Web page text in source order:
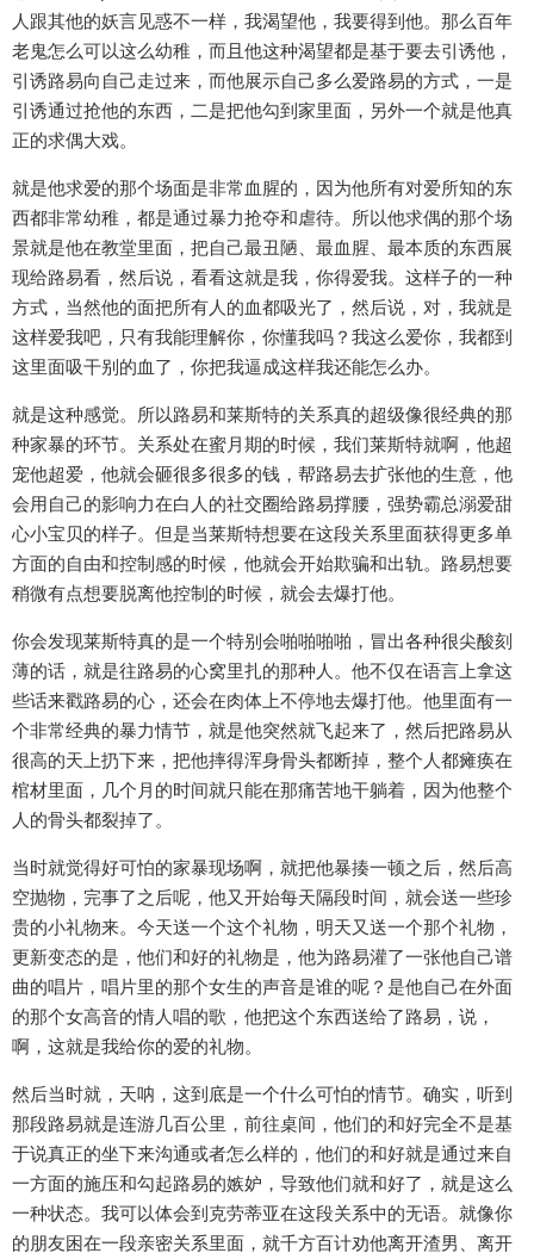
人跟其他的妖言见惑不一样，我渴望他，我要得到他。那么百年
老鬼怎么可以这么幼稚，而且他这种渴望都是基于要去引诱他，
引诱路易向自己走过来，而他展示自己多么爱路易的方式，一是
引诱通过抢他的东西，二是把他勾到家里面，另外一个就是他真
正的求偶大戏。
就是他求爱的那个场面是非常血腥的，因为他所有对爱所知的东
西都非常幼稚，都是通过暴力抢夺和虐待。所以他求偶的那个场
景就是他在教堂里面，把自己最丑陋、最血腥、最本质的东西展
现给路易看，然后说，看看这就是我，你得爱我。这样子的一种
方式，当然他的面把所有人的血都吸光了，然后说，对，我就是
这样爱我吧，只有我能理解你，你懂我吗？我这么爱你，我都到
这里面吸干别的血了，你把我逼成这样我还能怎么办。
就是这种感觉。所以路易和莱斯特的关系真的超级像很经典的那
种家暴的环节。关系处在蜜月期的时候，我们莱斯特就啊，他超
宠他超爱，他就会砸很多很多的钱，帮路易去扩张他的生意，他
会用自己的影响力在白人的社交圈给路易撑腰，强势霸总溺爱甜
心小宝贝的样子。但是当莱斯特想要在这段关系里面获得更多单
方面的自由和控制感的时候，他就会开始欺骗和出轨。路易想要
稍微有点想要脱离他控制的时候，就会去爆打他。
你会发现莱斯特真的是一个特别会啪啪啪啪，冒出各种很尖酸刻
薄的话，就是往路易的心窝里扎的那种人。他不仅在语言上拿这
些话来戳路易的心，还会在肉体上不停地去爆打他。他里面有一
个非常经典的暴力情节，就是他突然就飞起来了，然后把路易从
很高的天上扔下来，把他摔得浑身骨头都断掉，整个人都瘫痪在
棺材里面，几个月的时间就只能在那痛苦地干躺着，因为他整个
人的骨头都裂掉了。
当时就觉得好可怕的家暴现场啊，就把他暴揍一顿之后，然后高
空抛物，完事了之后呢，他又开始每天隔段时间，就会送一些珍
贵的小礼物来。今天送一个这个礼物，明天又送一个那个礼物，
更新变态的是，他们和好的礼物是，他为路易灌了一张他自己谱
曲的唱片，唱片里的那个女生的声音是谁的呢？是他自己在外面
的那个女高音的情人唱的歌，他把这个东西送给了路易，说，
啊，这就是我给你的爱的礼物。
然后当时就，天呐，这到底是一个什么可怕的情节。确实，听到
那段路易就是连游几百公里，前往桌间，他们的和好完全不是基
于说真正的坐下来沟通或者怎么样的，他们的和好就是通过来自
一方面的施压和勾起路易的嫉妒，导致他们就和好了，就是这么
一种状态。我可以体会到克劳蒂亚在这段关系中的无语。就像你
的朋友困在一段亲密关系里面，就千方百计劝他离开渣男、离开